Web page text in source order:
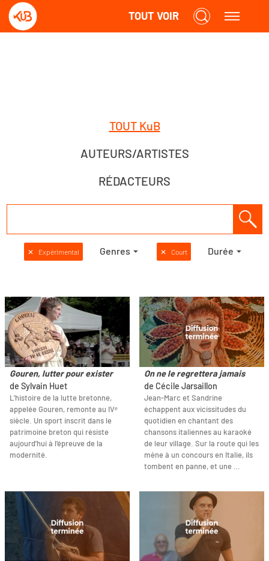
TOUT VOIR
TOUT KuB
AUTEURS/ARTISTES
RÉDACTEURS
✕ Expérimental Genres ✕ Court Durée
Gouren, lutter pour exister
de Sylvain Huet
L’histoire de la lutte bretonne,
appelée Gouren, remonte au IVᵉ
siècle. Un sport inscrit dans le
patrimoine breton qui résiste
aujourd’hui à l’épreuve de la
modernité.
On ne le regrettera jamais
de Cécile Jarsaillon
Jean-Marc et Sandrine
échappent aux vicissitudes du
quotidien en chantant des
chansons italiennes au karaoké
de leur village. Sur la route qui les
mène à un concours en Italie, ils
tombent en panne, et une …